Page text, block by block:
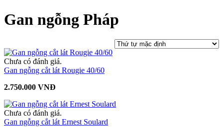
Gan ngỗng Pháp
Chưa có đánh giá.
Gan ngỗng cắt lát Rougie 40/60
2.750.000 VNĐ
Chưa có đánh giá.
Gan ngỗng cắt lát Ernest Soulard